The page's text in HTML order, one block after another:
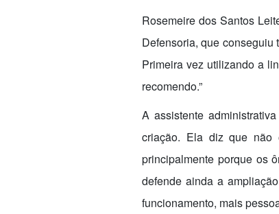
Rosemeire dos Santos
Defensoria, que conseguiu
Primeira vez utilizando a
recomendo.”
A assistente
criação. Ela diz que não
principalmente porque os
defende ainda a
funcionamento, mais